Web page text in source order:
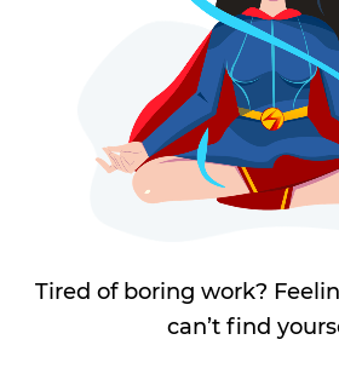
Tired of boring work?
can’t find